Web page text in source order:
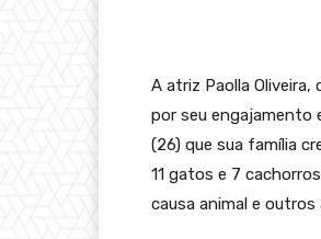
A atriz Paolla
por seu engajamento
(26) que sua família
11 gatos e 7
causa animal e